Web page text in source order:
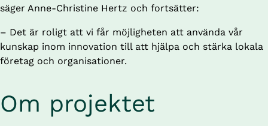
säger Anne-Christine Hertz och fortsätter:
– Det är roligt att vi får möjligheten att använda vår
kunskap inom innovation till att hjälpa och stärka lokala
företag och organisationer.
Om projektet